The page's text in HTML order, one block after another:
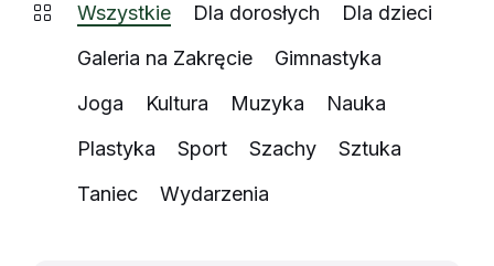
Wszystkie Dla dorosłych
Dla dzieci
Galeria na Zakręcie
Gimnastyka
Joga
Kultura Muzyka
Nauka
Plastyka
Sport Szachy
Sztuka
Taniec
Wydarzenia